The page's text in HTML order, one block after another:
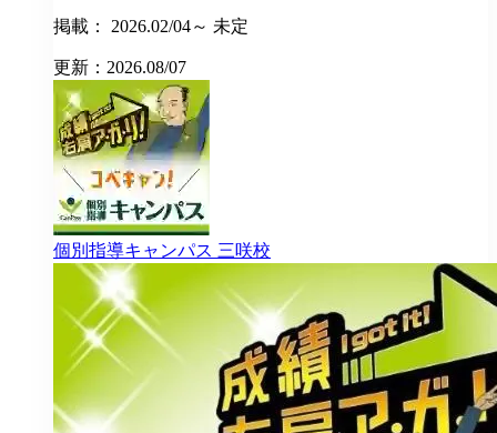
掲載： 2026.02/04～ 未定
更新：2026.08/07
個別指導キャンパス 三咲校